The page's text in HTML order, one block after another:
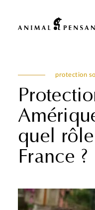
protection
quel
France ?